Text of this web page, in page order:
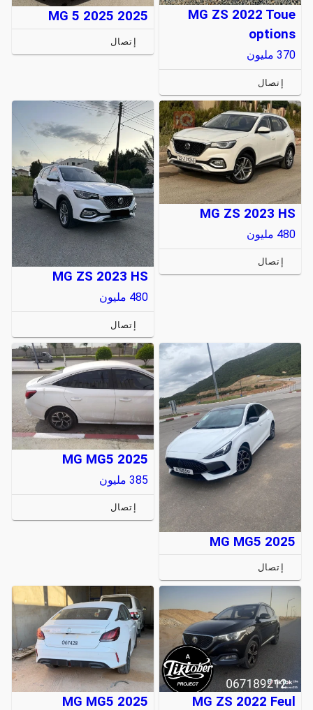
MG ZS 2022 Toue
options
370 مليون
إتصال
MG 5 2025 2025
إتصال
MG ZS 2023 HS
480 مليون
إتصال
MG ZS 2023 HS
480 مليون
إتصال
MG MG5 2025
إتصال
MG MG5 2025
385 مليون
إتصال
MG ZS 2022 Feul
MG MG5 2025